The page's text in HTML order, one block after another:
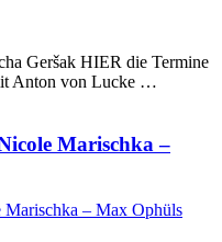
Geršak HIER die Termine
Anton von Lucke …
Marischka –